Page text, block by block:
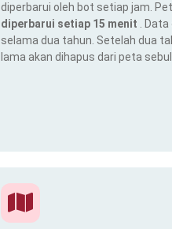
diperbarui oleh bot setiap jam.
diperbarui setiap 15 menit
.
selama dua tahun. Setelah dua
lama akan dihapus dari peta